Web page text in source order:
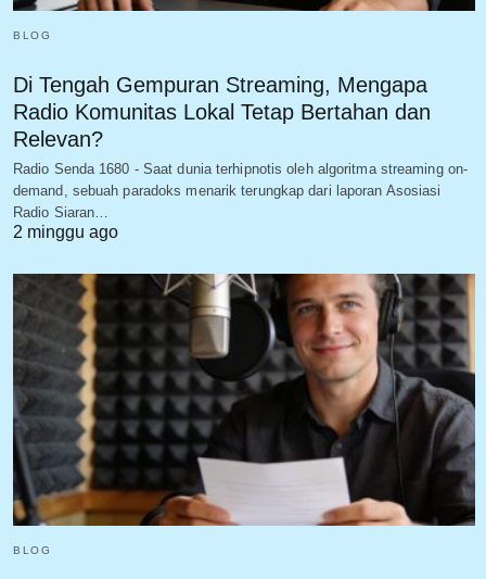
BLOG
Di Tengah Gempuran Streaming, Mengapa
Radio Komunitas Lokal Tetap Bertahan dan
Relevan?
Radio Senda 1680 - Saat dunia terhipnotis oleh algoritma streaming on-
demand, sebuah paradoks menarik terungkap dari laporan Asosiasi
Radio Siaran…
2 minggu ago
BLOG